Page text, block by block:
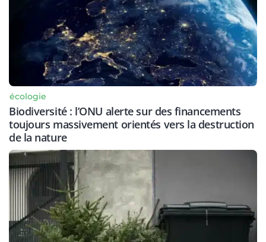
écologie
Biodiversité : l’ONU alerte sur des financements
toujours massivement orientés vers la destruction
de la nature